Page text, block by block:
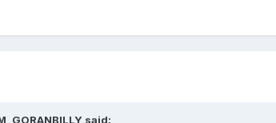
GORANBILLY said: